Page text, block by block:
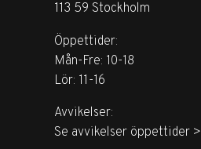
113 59 Stockholm
Öppettider:
Mån-Fre: 10-18
Lör: 11-16
Avvikelser:
Se avvikelser öppettider >